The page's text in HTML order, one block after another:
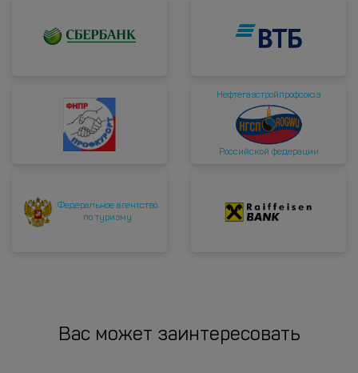
Нефтегазстройпрофсоюз
Российской федерации
Федеральное агентство
по туризму
Вас может заинтересовать